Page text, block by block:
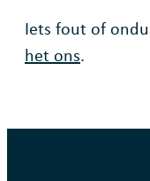
Fout op
Iets fout of
het ons.